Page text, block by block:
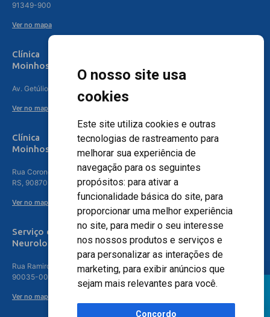
O nosso site usa
cookies
Este site utiliza cookies e outras
tecnologias de rastreamento para
melhorar sua experiência de
navegação para os seguintes
propósitos: para ativar a
funcionalidade básica do site, para
proporcionar uma melhor experiência
no site, para medir o seu interesse
nos nossos produtos e serviços e
para personalizar as interações de
marketing, para exibir anúncios que
sejam mais relevantes para você.
Concordo
91349-900
Ver no mapa
Clínica
Moinhos de Vento Canoas
Av. Getúlio Vargas, 4841 – Centro, Canoas – RS, 92010-010
Ver no mapa
Clínica
Moinhos de Vento - Teresópolis
Rua Coronel Aparício Borges, 250 - 3º andar - Teresópolis, Porto Alegre -
RS, 90870-016
Ver no mapa
Serviço de
Neurologia
Rua Ramiro Barcelos, 630 – 5º andar – Floresta, Porto Alegre – RS,
90035-001
Ver no mapa